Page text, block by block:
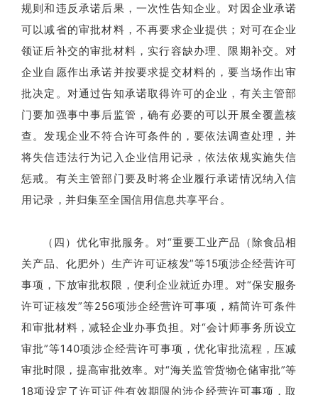
规则和违反承诺后果，一次性告知企业。对因企业承诺
可以减省的审批材料，不再要求企业提供；对可在企业
领证后补交的审批材料，实行容缺办理、限期补交。对
企业自愿作出承诺并按要求提交材料的，要当场作出审
批决定。对通过告知承诺取得许可的企业，有关主管部
门要加强事中事后监管，确有必要的可以开展全覆盖核
查。发现企业不符合许可条件的，要依法调查处理，并
将失信违法行为记入企业信用记录，依法依规实施失信
惩戒。有关主管部门要及时将企业履行承诺情况纳入信
用记录，并归集至全国信用信息共享平台。
（四）优化审批服务。对“重要工业产品（除食品相
关产品、化肥外）生产许可证核发”等15项涉企经营许可
事项，下放审批权限，便利企业就近办理。对“保安服务
许可证核发”等256项涉企经营许可事项，精简许可条件
和审批材料，减轻企业办事负担。对“会计师事务所设立
审批”等140项涉企经营许可事项，优化审批流程，压减
审批时限，提高审批效率。对“海关监管货物仓储审批”等
18项设定了许可证件有效期限的涉企经营许可事项，取